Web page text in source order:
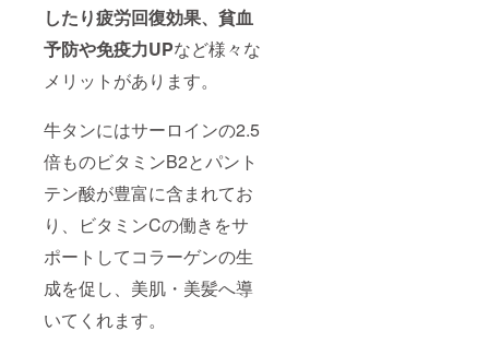
したり疲労回復効果、貧血
予防や免疫力UPなど様々な
メリットがあります。
牛タンにはサーロインの2.5
倍ものビタミンB2とパント
テン酸が豊富に含まれてお
り、ビタミンCの働きをサ
ポートしてコラーゲンの生
成を促し、美肌・美髪へ導
いてくれます。